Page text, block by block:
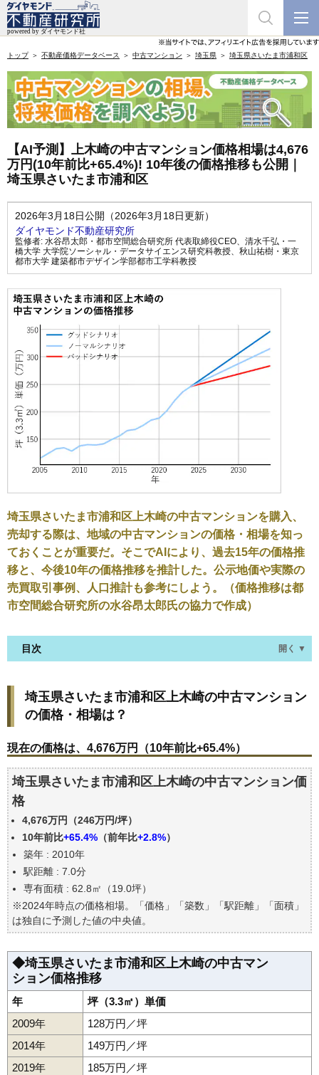
トップ 不動産価格データベース 中古マンション 埼玉県 埼玉県さいたま市浦和区
【AI予測】上木崎の中古マンション価格相場は4,676
万円(10年前比+65.4%)! 10年後の価格推移も公開｜
埼玉県さいたま市浦和区
2026年3月18日公開（2026年3月18日更新）
ダイヤモンド不動産研究所
監修者: 水谷昂太郎・都市空間総合研究所 代表取締役CEO、 清水千弘・一
橋大学 大学院ソーシャル・データサイエンス研究科教授、 秋山祐樹・東京
都市大学 建築都市デザイン学部都市工学科教授
埼玉県さいたま市浦和区上木崎の中古マンションを購入、
売却する際は、地域の中古マンションの価格・相場を知っ
ておくことが重要だ。そこでAIにより、過去15年の価格推
移と、今後10年の価格推移を推計した。公示地価や実際の
売買取引事例、人口推計も参考にしよう。（価格推移は都
市空間総合研究所の水谷昂太郎氏の協力で作成）
目次 開く ▼
価格・相場は？
現在の価格は、4,676万円（10年前比+65.4%）
価格を詳細に分析しよう
築年数で価格はどうなる？
過去の売買事例
公示地価はいくら
エリアの将来性を人口予想から検討しよう
自分の年収でいくらの不動産が買える？
埼玉県さいたま市浦和区上木崎の中古マンション
の価格・相場は？
現在の価格は、4,676万円（10年前比+65.4%）
埼玉県さいたま市浦和区上木崎の中古マンション価
格
4,676万円（246万円/坪）
10年前比+65.4% （前年比+2.8%）
築年 : 2010年
駅距離 : 7.0分
専有面積 : 62.8㎡（19.0坪）
※2024年時点の価格相場。「価格」「築数」「駅距離」「面積」
は独自に予測した値の中央値。
◆埼玉県さいたま市浦和区上木崎の中古マン
ション価格推移
年
坪（3.3㎡）単価
2009年
128万円／坪
2014年
149万円／坪
2019年
185万円／坪